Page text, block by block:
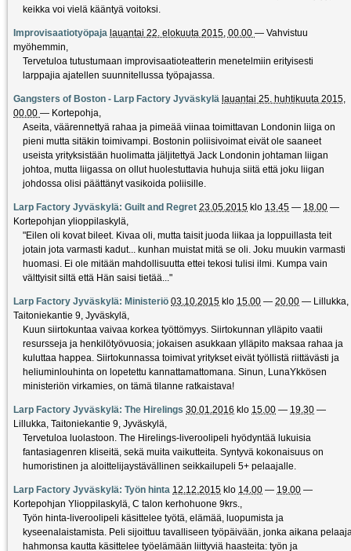
keikka voi vielä kääntyä voitoksi.
Improvisaatiotyöpaja lauantai 22. elokuuta 2015, 00.00—Vahvistuu
myöhemmin
Tervetuloa tutustumaan improvisaatioteatterin menetelmiin erityisesti
larppajia ajatellen suunnitellussa työpajassa.
Gangsters of Boston - Larp Factory Jyväskylä lauantai 25. huhtikuuta 2015,
00.00— Kortepohja
Aseita, väärennettyä rahaa ja pimeää viinaa toimittavan Londonin liiga on
pieni mutta sitäkin toimivampi. Bostonin poliisivoimat eivät ole saaneet
useista yrityksistään huolimatta jäljitettyä Jack Londonin johtaman liigan
johtoa, mutta liigassa on ollut huolestuttavia huhuja siitä että joku liigan
johdossa olisi päättänyt vasikoida poliisille.
Larp Factory Jyväskylä: Guilt and Regret 23.05.2015 klo 13.45 — 18.00 —
Kortepohjan ylioppilaskylä
"Eilen oli kovat bileet. Kivaa oli, mutta taisit juoda liikaa ja loppuillasta teit
jotain jota varmasti kadut... kunhan muistat mitä se oli. Joku muukin varmasti
huomasi. Ei ole mitään mahdollisuutta ettei tekosi tulisi ilmi. Kumpa vain
välttyisit siltä että Hän saisi tietää..."
Larp Factory Jyväskylä: Ministeriö 03.10.2015 klo 15.00 —20.00 — Lillukka,
Taitoniekantie 9, Jyväskylä
Kuun siirtokuntaa vaivaa korkea työttömyys. Siirtokunnan ylläpito vaatii
resursseja ja henkilötyövuosia; jokaisen asukkaan ylläpito maksaa rahaa ja
kuluttaa happea. Siirtokunnassa toimivat yritykset eivät työllistä riittävästi ja
heliuminlouhinta on lopetettu kannattamattomana. Sinun, LunaYkkösen
ministeriön virkamies, on tämä tilanne ratkaistava!
Larp Factory Jyväskylä: The Hirelings 30.01.2016 klo 15.00 — 19.30 —
Lillukka, Taitoniekantie 9, Jyväskylä
Tervetuloa luolastoon. The Hirelings-liveroolipeli hyödyntää lukuisia
fantasiagenren kliseitä, sekä muita vaikutteita. Syntyvä kokonaisuus on
humoristinen ja aloittelijaystävällinen seikkailupeli 5+ pelaajalle.
Larp Factory Jyväskylä: Työn hinta 12.12.2015 klo 14.00 — 19.00 —
Kortepohjan Ylioppilaskylä, C talon kerhohuone 9krs.
Työn hinta-liveroolipeli käsittelee työtä, elämää, luopumista ja
kyseenalaistamista. Peli sijoittuu tavalliseen työpäivään, jonka aikana
hahmonsa kautta käsittelee työelämään liittyviä haasteita: työn ja